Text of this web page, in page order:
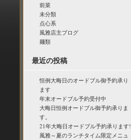
前菜
未分類
点心系
風雅店主ブログ
麺類
最近の投稿
恒例大晦日のオードブル御予約承り
ます
年末オードブル予約受付中
大晦日恒例オードブル御予約承りま
す。
21年大晦日オードブル予約承ります!
風雅～夏のランチタイム限定メニュ